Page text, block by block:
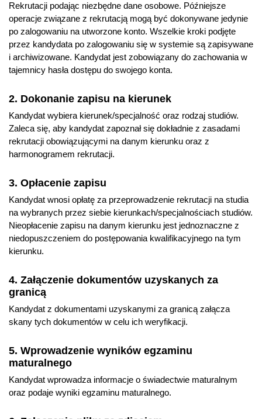
Rekrutacji podając niezbędne dane osobowe. Późniejsze
operacje związane z rekrutacją mogą być dokonywane jedynie
po zalogowaniu na utworzone konto. Wszelkie kroki podjęte
przez kandydata po zalogowaniu się w systemie są zapisywane
i archiwizowane. Kandydat jest zobowiązany do zachowania w
tajemnicy hasła dostępu do swojego konta.
2. Dokonanie zapisu na kierunek
Kandydat wybiera kierunek/specjalność oraz rodzaj studiów.
Zaleca się, aby kandydat zapoznał się dokładnie z zasadami
rekrutacji obowiązującymi na danym kierunku oraz z
harmonogramem rekrutacji.
3. Opłacenie zapisu
Kandydat wnosi opłatę za przeprowadzenie rekrutacji na studia
na wybranych przez siebie kierunkach/specjalnościach studiów.
Nieopłacenie zapisu na danym kierunku jest jednoznaczne z
niedopuszczeniem do postępowania kwalifikacyjnego na tym
kierunku.
4. Załączenie dokumentów uzyskanych za
granicą
Kandydat z dokumentami uzyskanymi za granicą załącza
skany tych dokumentów w celu ich weryfikacji.
5. Wprowadzenie wyników egzaminu
maturalnego
Kandydat wprowadza informacje o świadectwie maturalnym
oraz podaje wyniki egzaminu maturalnego.